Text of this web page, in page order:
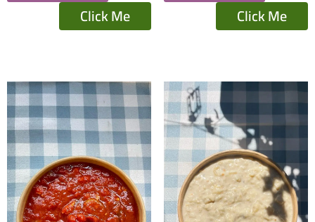
Click Me
Click Me